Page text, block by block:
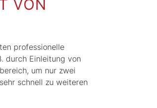
VON
professionelle
durch Einleitung von
um nur zwei
schnell zu weiteren